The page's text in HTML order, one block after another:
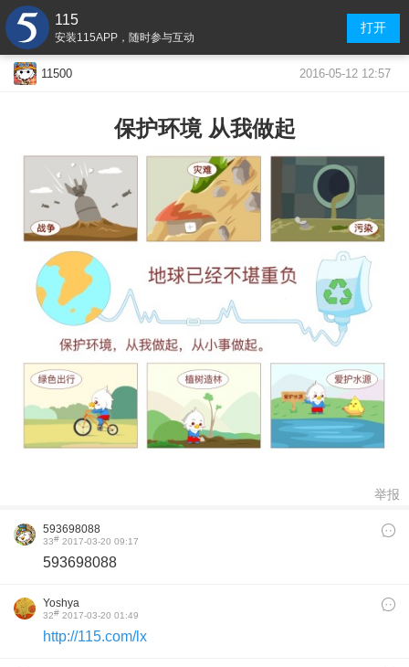
115
安装115APP，随时参与互动
打开
11500 2016-05-12 12:57
保护环境 从我做起
举报
593698088
33# 2017-03-20 09:17
593698088
Yoshya
32# 2017-03-20 01:49
http://115.com/lx